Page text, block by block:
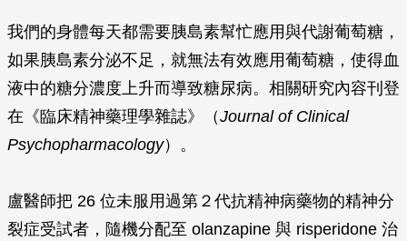
我們的身體每天都需要胰島素幫忙應用與代謝葡萄糖，
如果胰島素分泌不足，就無法有效應用葡萄糖，使得血
液中的糖分濃度上升而導致糖尿病。相關研究內容刊登
在《臨床精神藥理學雜誌》（Journal of Clinical
Psychopharmacology）。
盧醫師把 26 位未服用過第２代抗精神病藥物的精神分
裂症受試者，隨機分配至 olanzapine 與 risperidone 治